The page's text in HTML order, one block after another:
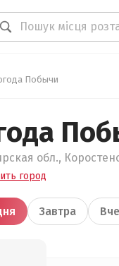
Побычи
обл.,
город
Завтра